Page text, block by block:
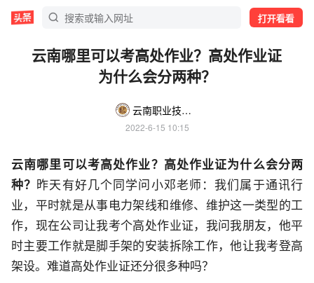
打开看看
云南哪里可以考高处作业？高处作业证
为什么会分两种？
云南职业技能培训K
2022-6-15 10:15
云南哪里可以考高处作业？高处作业证为什么会分两
种？ 昨天有好几个同学问小邓老师：我们属于通讯行
业，平时就是从事电力架线和维修、维护这一类型的工
作，现在公司让我考个高处作业证，我问我朋友，他平
时主要工作就是脚手架的安装拆除工作，他让我考登高
架设。难道高处作业证还分很多种吗？